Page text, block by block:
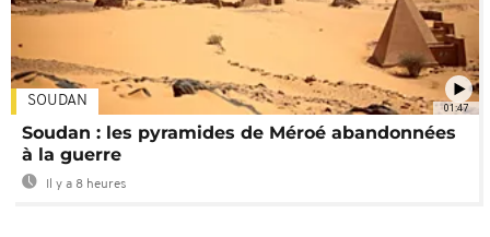
01:47
SOUDAN
Soudan : les pyramides de Méroé abandonnées
à la guerre
Il y a 8 heures